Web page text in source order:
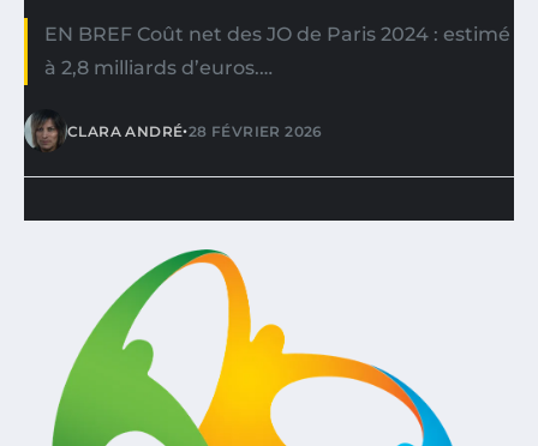
EN BREF Coût net des JO de Paris 2024 : estimé
à 2,8 milliards d’euros.…
CLARA ANDRÉ•28 FÉVRIER 2026